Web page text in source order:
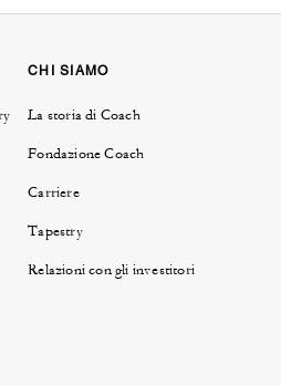
CHI SIAMO
La storia di Coach
Fondazione Coach
Carriere
Tapestry
Relazioni con gli investitori